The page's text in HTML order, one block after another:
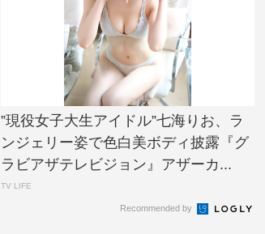
”現役女子大生アイドル”七海りお、ラ
ンジェリー姿で色白美ボディ披露『グ
ラビアザテレビジョン』アザーカ...
TV LIFE
Recommended by